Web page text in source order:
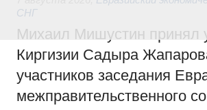
СНГ
Михаил Мишустин принял
Киргизии Садыра
участников заседания
межправительственного